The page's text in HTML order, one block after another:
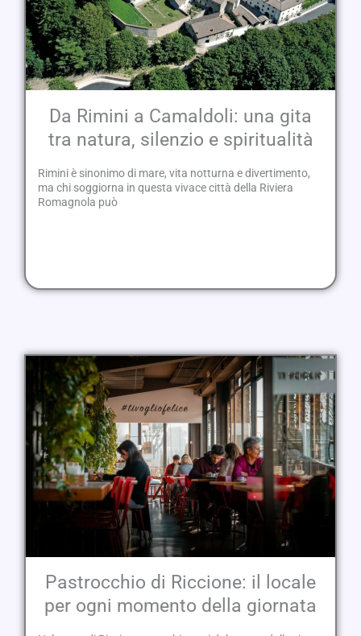
Da Rimini a Camaldoli: una gita
tra natura, silenzio e spiritualità
Rimini è sinonimo di mare, vita notturna e divertimento,
ma chi soggiorna in questa vivace città della Riviera
Romagnola può
Pastrocchio di Riccione: il locale
per ogni momento della giornata